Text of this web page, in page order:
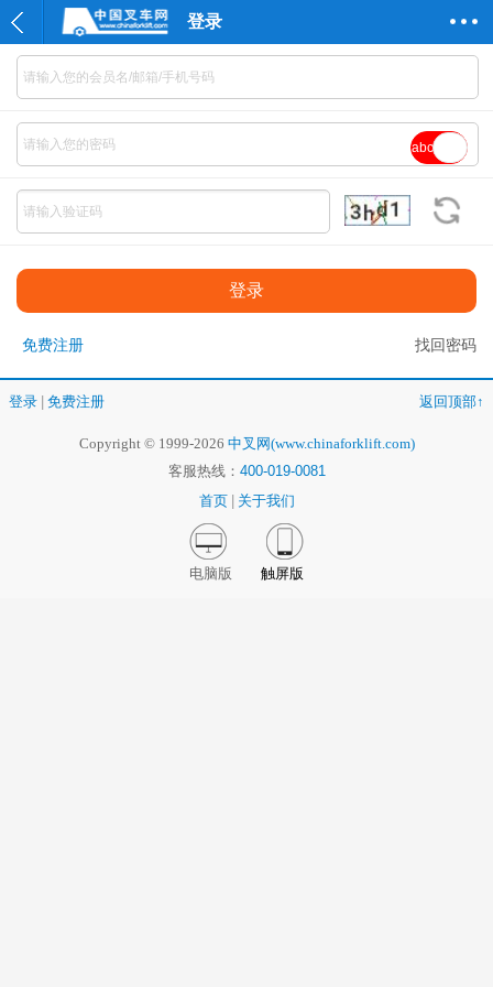
登录
abc
免费注册 找回密码
登录 免费注册 返回顶部↑
Copyright © 1999-2026 中叉网(www.chinaforklift.com)
客服热线： 400-019-0081
首页
关于我们
电脑版 触屏版